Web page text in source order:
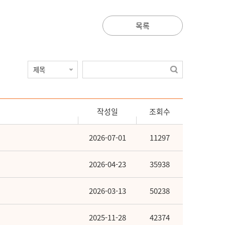
목록
작성일 조회수
2026-07-01 11297
2026-04-23 35938
2026-03-13 50238
2025-11-28 42374